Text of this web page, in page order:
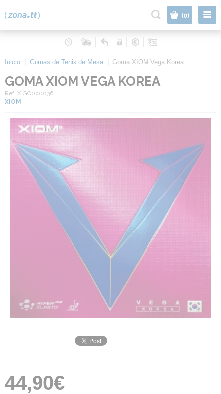
(0)
Inicio Gomas de Tenis de Mesa Goma XIOM Vega Korea
GOMA XIOM VEGA KOREA
Ref. XIGO000036
XIOM
44,90€